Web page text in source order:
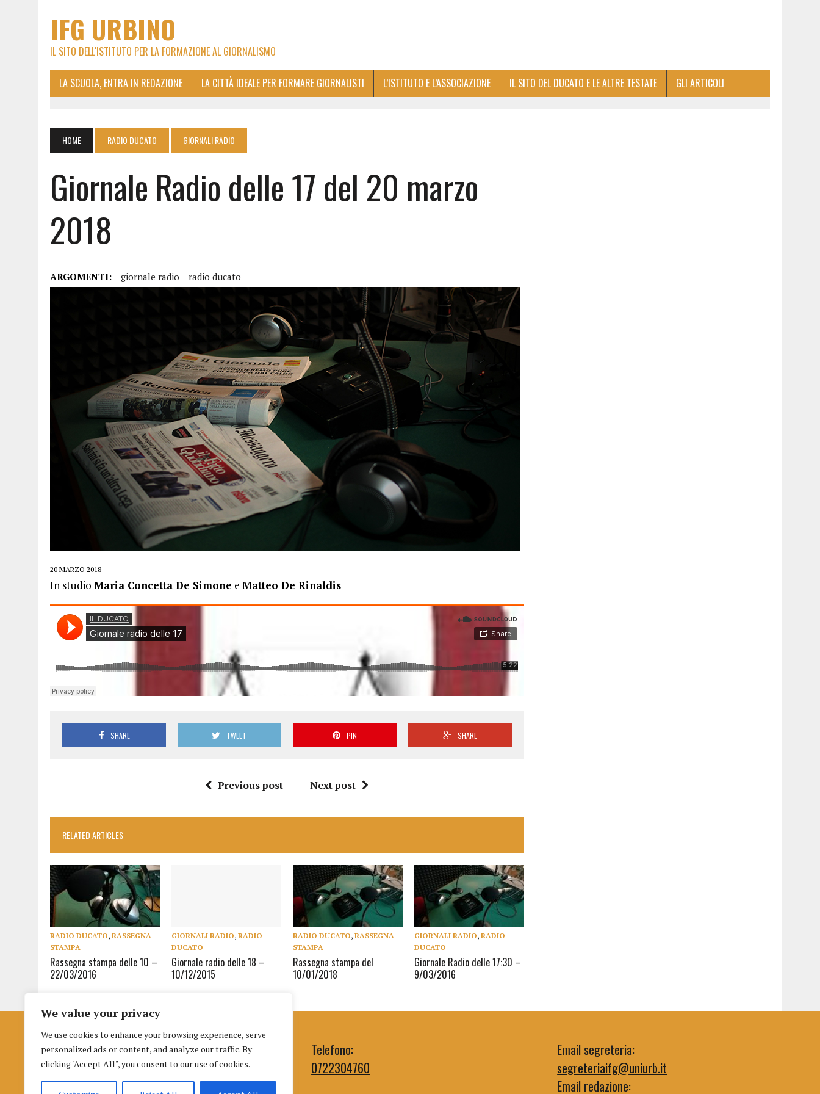
We value your privacy
We use cookies to enhance your browsing experience, serve
personalized ads or content, and analyze our traffic. By
clicking "Accept All", you consent to our use of cookies.
IFG URBINO
IL SITO DELL'ISTITUTO PER LA FORMAZIONE AL GIORNALISMO
LA SCUOLA, ENTRA IN REDAZIONE LA CITTÀ IDEALE PER FORMARE GIORNALISTI L’ISTITUTO E L’ASSOCIAZIONE IL SITO DEL DUCATO E LE ALTRE TESTATE GLI ARTICOLI
HOME RADIO DUCATO GIORNALI RADIO
Giornale Radio delle 17 del 20 marzo
2018
ARGOMENTI: giornale radio radio ducato
20 MARZO 2018
In studio Maria Concetta De Simone e Matteo De Rinaldis
SHARE TWEET PIN SHARE
Previous post Next post
RELATED ARTICLES
RADIO DUCATO, RASSEGNA
STAMPA
Rassegna stampa delle 10 –
22/03/2016
GIORNALI RADIO,RADIO
DUCATO
Giornale radio delle 18 –
10/12/2015
RADIO DUCATO,RASSEGNA
STAMPA
Rassegna stampa del
10/01/2018
GIORNALI RADIO,RADIO
DUCATO
Giornale Radio delle 17:30 –
9/03/2016
Istituto per la Formazione al Giornalismo
di Urbino
Palazzo nuovo Albani
Telefono:
0722304760
Email segreteria:
segreteriaifg@uniurb.it
Email redazione: